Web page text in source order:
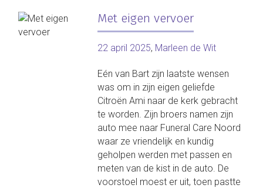
Met eigen vervoer
22 april 2025, Marleen de Wit
Eén van Bart zijn laatste wensen
was om in zijn eigen geliefde
Citroën Ami naar de kerk gebracht
te worden. Zijn broers namen zijn
auto mee naar Funeral Care Noord
waar ze vriendelijk en kundig
geholpen werden met passen en
meten van de kist in de auto. De
voorstoel moest er uit, toen pastte